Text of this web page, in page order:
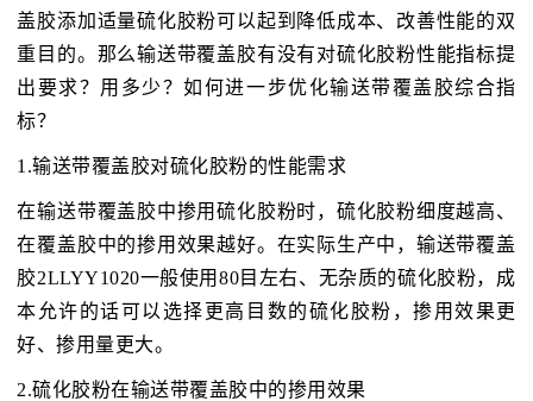
盖胶添加适量硫化胶粉可以起到降低成本、改善性能的双
重目的。那么输送带覆盖胶有没有对硫化胶粉性能指标提
出要求？用多少？如何进一步优化输送带覆盖胶综合指
标？
1.输送带覆盖胶对硫化胶粉的性能需求
在输送带覆盖胶中掺用硫化胶粉时，硫化胶粉细度越高、
在覆盖胶中的掺用效果越好。在实际生产中，输送带覆盖
胶2LLYY1020一般使用80目左右、无杂质的硫化胶粉，成
本允许的话可以选择更高目数的硫化胶粉，掺用效果更
好、掺用量更大。
2.硫化胶粉在输送带覆盖胶中的掺用效果